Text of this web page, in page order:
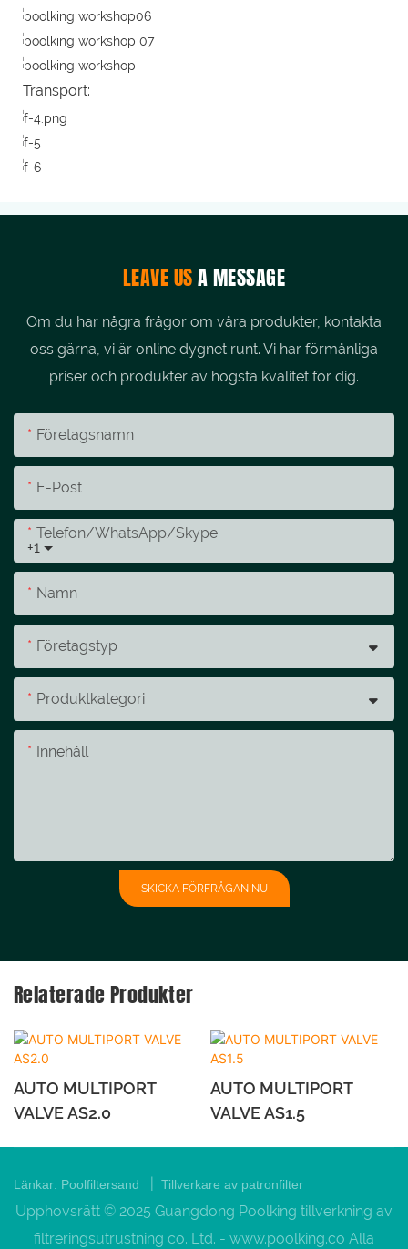
Transport:
LEAVE USA MESSAGE
Om du har några frågor om våra produkter, kontakta
oss gärna, vi är online dygnet runt. Vi har förmånliga
priser och produkter av högsta kvalitet för dig.
Företagsnamn
E-Post
+1
Telefon/whatsApp/skype
Namn
Företagstyp
Produktkategori
Innehåll
SKICKA FÖRFRÅGAN NU
Relaterade Produkter
AUTO MULTIPORT
VALVE AS2.0
AUTO MULTIPORT
VALVE AS1.5
Länkar: Poolfiltersand Tillverkare av patronfilter
Upphovsrätt © 2025 Guangdong Poolking tillverkning av
filtreringsutrustning co. Ltd. - www.poolking.co Alla